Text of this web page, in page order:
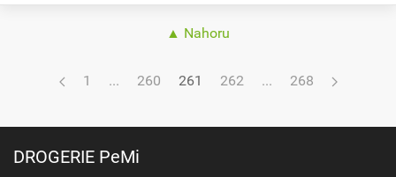
▲ Nahoru
1 ... 260 261 262 ... 268
DROGERIE PeMi